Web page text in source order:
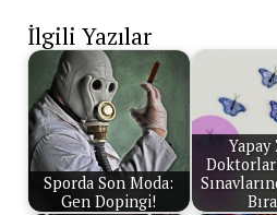
İlgili Yazılar
Sporda Son Moda:
Gen Dopingi!
Yapay